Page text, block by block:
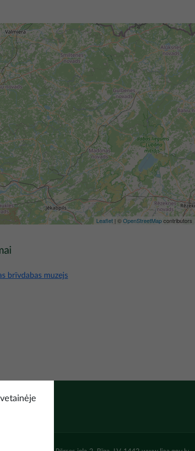
Leaflet | ©OpenStreetMapcontributors
brīvdabas muzejs